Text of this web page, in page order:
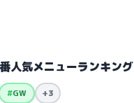
人気メニューランキング
#GW +3